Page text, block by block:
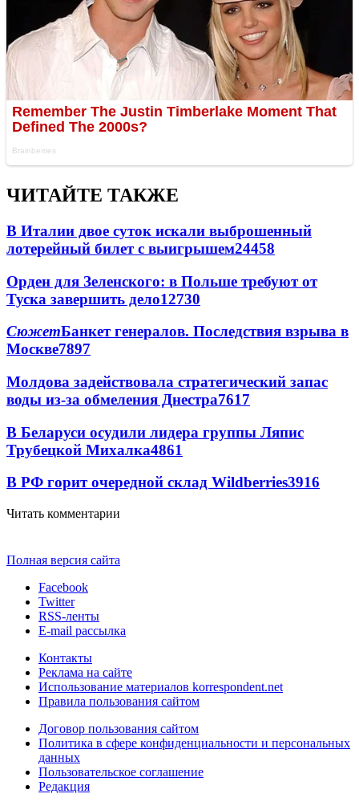
ЧИТАЙТЕ ТАКЖЕ
В Италии двое суток искали выброшенный
лотерейный билет с выигрышем24458
Орден для Зеленского: в Польше требуют от
Туска завершить дело12730
СюжетБанкет генералов. Последствия взрыва в
Москве7897
Молдова задействовала стратегический запас
воды из-за обмеления Днестра7617
В Беларуси осудили лидера группы Ляпис
Трубецкой Михалка4861
В РФ горит очередной склад Wildberries3916
Читать комментарии
Полная версия сайта
Facebook
Twitter
RSS-ленты
E-mail рассылка
Контакты
Реклама на сайте
Использование материалов korrespondent.net
Правила пользования сайтом
Договор пользования сайтом
Политика в сфере конфиденциальности и персональных
данных
Пользовательское соглашение
Редакция